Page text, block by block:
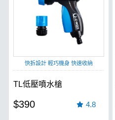
快拆設計 輕巧機身 快速收納
TL低壓噴水槍
$390 4.8